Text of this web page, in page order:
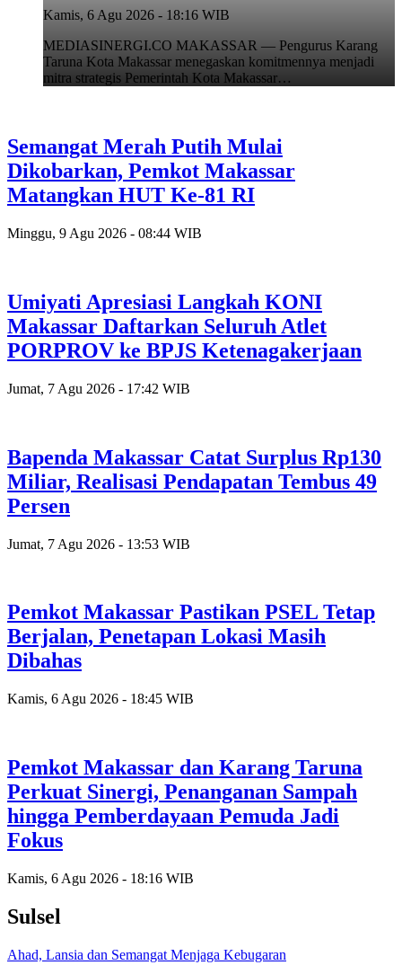
Kamis, 6 Agu 2026 - 18:16 WIB
MEDIASINERGI.CO MAKASSAR — Pengurus Karang
Taruna Kota Makassar menegaskan komitmennya menjadi
mitra strategis Pemerintah Kota Makassar…
Semangat Merah Putih Mulai
Dikobarkan, Pemkot Makassar
Matangkan HUT Ke-81 RI
Minggu, 9 Agu 2026 - 08:44 WIB
Umiyati Apresiasi Langkah KONI
Makassar Daftarkan Seluruh Atlet
PORPROV ke BPJS Ketenagakerjaan
Jumat, 7 Agu 2026 - 17:42 WIB
Bapenda Makassar Catat Surplus Rp130
Miliar, Realisasi Pendapatan Tembus 49
Persen
Jumat, 7 Agu 2026 - 13:53 WIB
Pemkot Makassar Pastikan PSEL Tetap
Berjalan, Penetapan Lokasi Masih
Dibahas
Kamis, 6 Agu 2026 - 18:45 WIB
Pemkot Makassar dan Karang Taruna
Perkuat Sinergi, Penanganan Sampah
hingga Pemberdayaan Pemuda Jadi
Fokus
Kamis, 6 Agu 2026 - 18:16 WIB
Sulsel
Ahad, Lansia dan Semangat Menjaga Kebugaran